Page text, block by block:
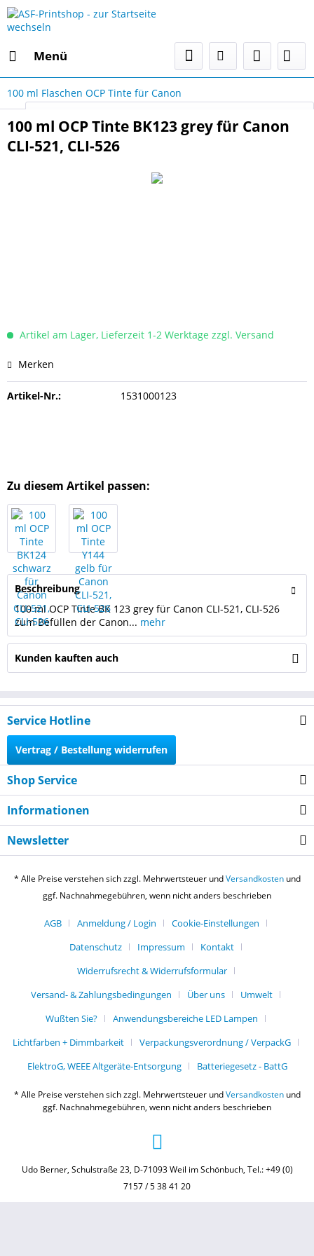
Menü
Select Language
100 ml Flaschen OCP Tinte für Canon
100 ml OCP Tinte BK123 grey für Canon
CLI-521, CLI-526
Artikel am Lager, Lieferzeit 1-2 Werktage zzgl. Versand
Merken
Artikel-Nr.: 1531000123
Zu diesem Artikel passen:
Beschreibung
100 ml OCP Tinte BK 123 grey für Canon CLI-521, CLI-526
zum Befüllen der Canon... mehr
Kunden kauften auch
Service Hotline
Vertrag / Bestellung widerrufen
Shop Service
Informationen
Newsletter
* Alle Preise verstehen sich zzgl. Mehrwertsteuer undVersandkostenund
ggf. Nachnahmegebühren, wenn nicht anders beschrieben
AGB Anmeldung / Login
Cookie-Einstellungen
Datenschutz
Impressum
Kontakt
Widerrufsrecht & Widerrufsformular
Versand- & Zahlungsbedingungen
Über uns
Umwelt
Wußten Sie?
Anwendungsbereiche LED Lampen
Lichtfarben + Dimmbarkeit
Verpackungsverordnung / VerpackG
ElektroG, WEEE Altgeräte-Entsorgung
Batteriegesetz - BattG
* Alle Preise verstehen sich zzgl. Mehrwertsteuer undVersandkostenund
ggf. Nachnahmegebühren, wenn nicht anders beschrieben
Udo Berner, Schulstraße 23, D-71093 Weil im Schönbuch, Tel.: +49 (0)
7157 / 5 38 41 20